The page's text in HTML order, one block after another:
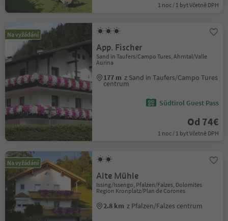
1 noc / 1 byt Včetně DPH
Na vyžádání
App. Fischer
Sand in Taufers/Campo Tures, Ahrntal/Valle
Aurina
177 m z Sand in Taufers/Campo Tures
centrum
Südtirol Guest Pass
Od 74€
1 noc / 1 byt Včetně DPH
Na vyžádání
Alte Mühle
Issing/Issengo, Pfalzen/Falzes, Dolomites
Region Kronplatz/Plan de Corones
2.8 km z Pfalzen/Falzes centrum